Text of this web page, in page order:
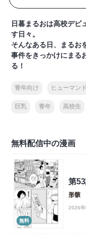
日暮まるおは高校デビ
す日々。
そんなある日、まるお
事件をきっかけにまる
る！
青年向け ヒューマン
巨乳 青年 高校生
無料配信中の漫画
無料
第
形骸
2026